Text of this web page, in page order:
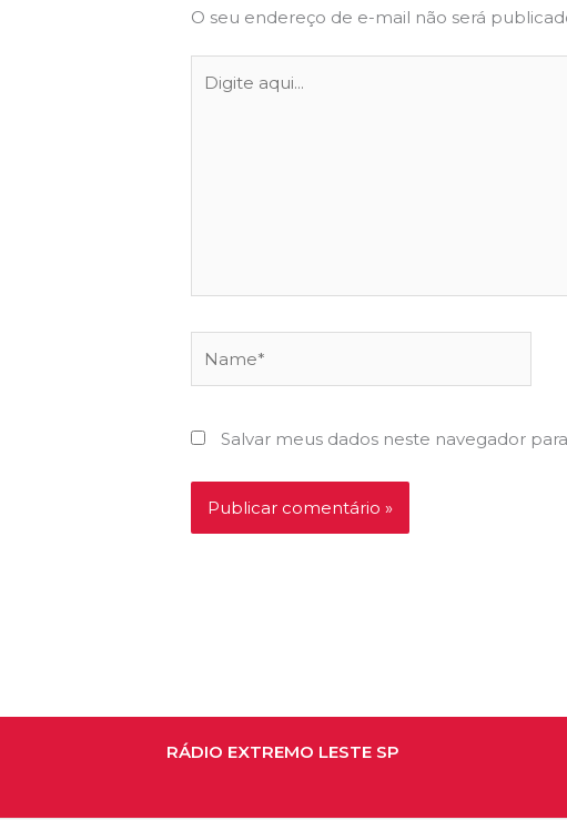
O seu endereço de e-mail não será
aqui...
Salvar meus dados neste navegador
RÁDIO EXTREMO LESTE SP